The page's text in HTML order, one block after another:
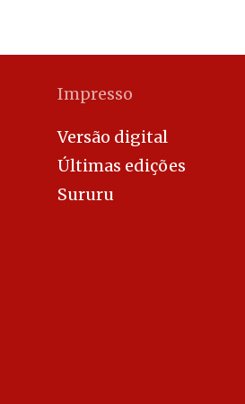
Impresso
Versão digital
Últimas edições
Sururu